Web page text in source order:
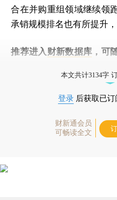
合在并购重组领域继续领
承销规模排名也有所提升
推荐进入 财新数据库 ，可
本文共计3134字
登录 后获取已
财新通会员
可畅读全文